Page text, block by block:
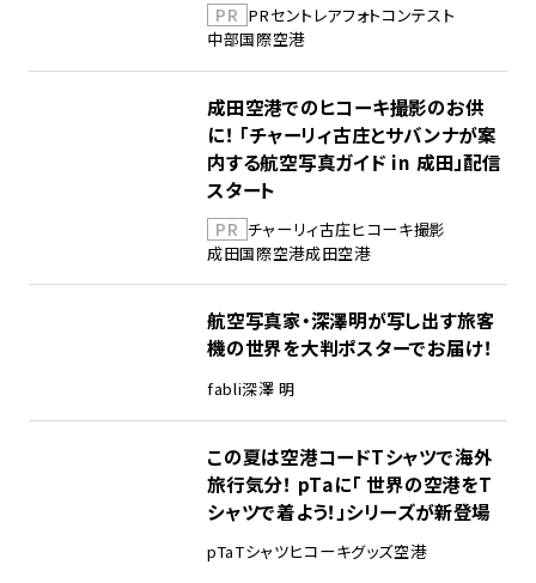
PR PRセントレアフォトコンテスト
中部国際空港
成田空港でのヒコーキ撮影のお供
に！ 「チャーリィ古庄とサバンナが案
内する航空写真ガイド in 成田」配信
スタート
PR チャーリィ古庄ヒコーキ撮影
成田国際空港成田空港
航空写真家・深澤明が写し出す旅客
機の世界を大判ポスターでお届け！
fabli深澤 明
この夏は空港コードTシャツで海外
旅行気分！ pTaに「 世界の空港をT
シャツで着よう！」シリーズが新登場
pTaTシャツヒコーキグッズ空港